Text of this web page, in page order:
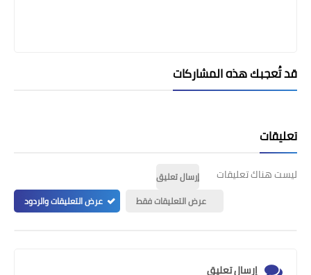
قد تُعجبك هذه المشاركات
تعليقات
ليست هناك تعليقات
إرسال تعليق
عرض التعليقات فقط
عرض التعليقات والردود
إرسال تعليق